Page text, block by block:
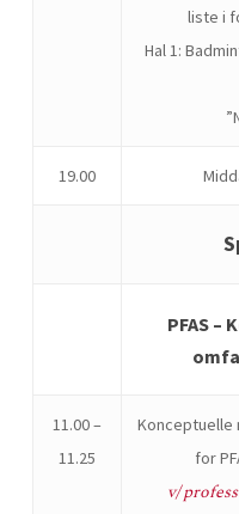
liste i
Hal 1:
19.00
PFAS
11.00 –
11.25
Konceptuelle
for
v/